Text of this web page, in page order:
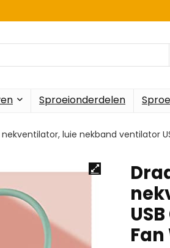
Sproeionderdelen
luie nekband ventilator